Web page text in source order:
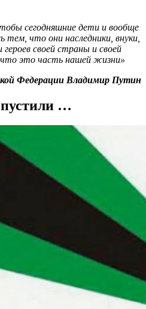
сегодняшние дети и вообще
тем, что они наследники, внуки,
героев своей страны и своей
это часть нашей жизни»
Федерации Владимир Путин
…